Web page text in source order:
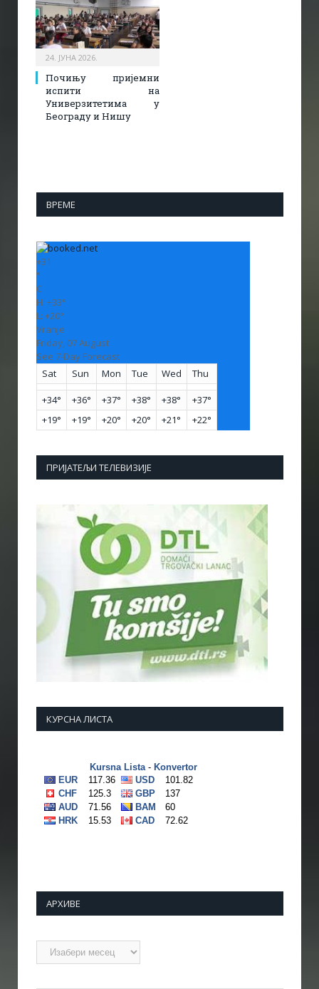
24. ЈУНА 2026.
Почињу пријемни
испити на
Универзитетима у
Београду и Нишу
ВРЕМЕ
+31
°
C
H: +33°
L: +20°
Vranje
Friday, 07 August
See 7-Day Forecast
Sat
Sun Mon Tue Wed Thu
+34° +36° +37° +38° +38° +37°
+19° +19° +20° +20° +21° +22°
ПРИЈАТЕЉИ ТЕЛЕВИЗИЈЕ
КУРСНА ЛИСТА
АРХИВЕ
Архиве